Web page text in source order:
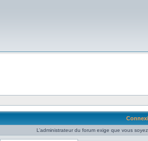
L’administrateur du forum exige que vous